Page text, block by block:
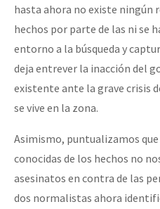
hasta ahora no existe ningún
hechos por parte de las ni se
entorno a la búsqueda y
deja entrever la inacción del
existente ante la grave crisis
se vive en la zona.
Asimismo, puntualizamos
conocidas de los hechos no
asesinatos en contra de las
dos normalistas ahora